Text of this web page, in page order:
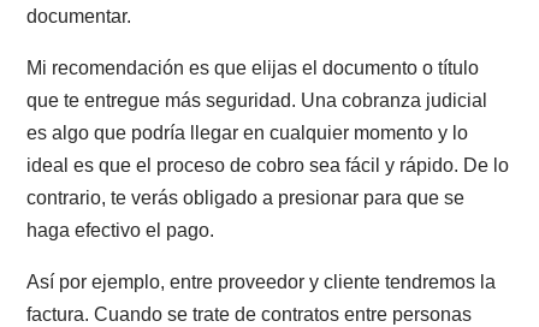
Tiene un importante valor probatorio en juicio al
con la firma de un ministro de fe. En otras palabras,
escrituras suponen plena prueba respecto a la fecha
su otorgamiento, respecto al hecho de haberse
por las partes que en ella figuran y al hecho de haber
sido otorgada ante ministro de fe.
2.6. Entrega con factura versus
con guía de despacho